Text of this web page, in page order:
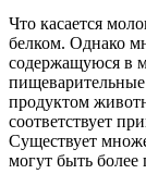
Что касается
белком. Однако
содержащуюся в
продуктом
соответствует
Существует
могут быть более